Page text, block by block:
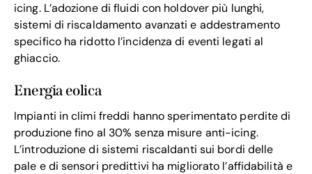
icing. L’adozione di fluidi con holdover più lunghi,
sistemi di riscaldamento avanzati e addestramento
specifico ha ridotto l’incidenza di eventi legati al
ghiaccio.
Energia eolica
Impianti in climi freddi hanno sperimentato perdite di
produzione fino al 30% senza misure anti-icing.
L’introduzione di sistemi riscaldanti sui bordi delle
pale e di sensori predittivi ha migliorato l’affidabilità e